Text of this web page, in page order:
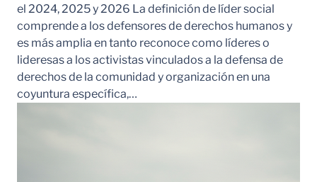
el 2024, 2025 y 2026 La definición de líder social
comprende a los defensores de derechos humanos y
es más amplia en tanto reconoce como líderes o
lideresas a los activistas vinculados a la defensa de
derechos de la comunidad y organización en una
coyuntura específica,…